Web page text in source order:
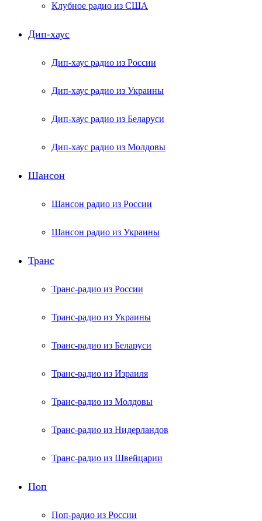
Клубное радио из США
Дип-хаус
Дип-хаус радио из России
Дип-хаус радио из Украины
Дип-хаус радио из Беларуси
Дип-хаус радио из Молдовы
Шансон
Шансон радио из России
Шансон радио из Украины
Транс
Транс-радио из России
Транс-радио из Украины
Транс-радио из Беларуси
Транс-радио из Израиля
Транс-радио из Молдовы
Транс-радио из Нидерландов
Транс-радио из Швейцарии
Поп
Поп-радио из России